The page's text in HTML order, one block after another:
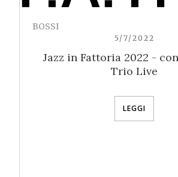
BOSSI
5/7/2022
Jazz in Fattoria 2022 -
Trio Live
LEGGI